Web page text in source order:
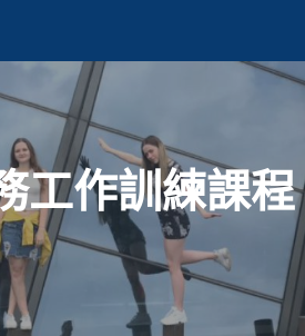
工作訓練課程